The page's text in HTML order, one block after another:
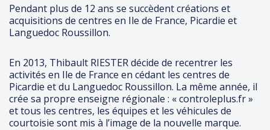
Pendant plus de 12 ans se succèdent créations et
acquisitions de centres en Ile de France, Picardie et
Languedoc Roussillon.
En 2013, Thibault RIESTER décide de recentrer les
activités en Ile de France en cédant les centres de
Picardie et du Languedoc Roussillon. La même année, il
crée sa propre enseigne régionale : « controleplus.fr »
et tous les centres, les équipes et les véhicules de
courtoisie sont mis à l’image de la nouvelle marque.